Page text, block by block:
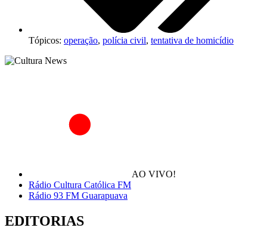
Tópicos: operação, polícia civil, tentativa de homicídio
AO VIVO!
Rádio Cultura Católica FM
Rádio 93 FM Guarapuava
EDITORIAS